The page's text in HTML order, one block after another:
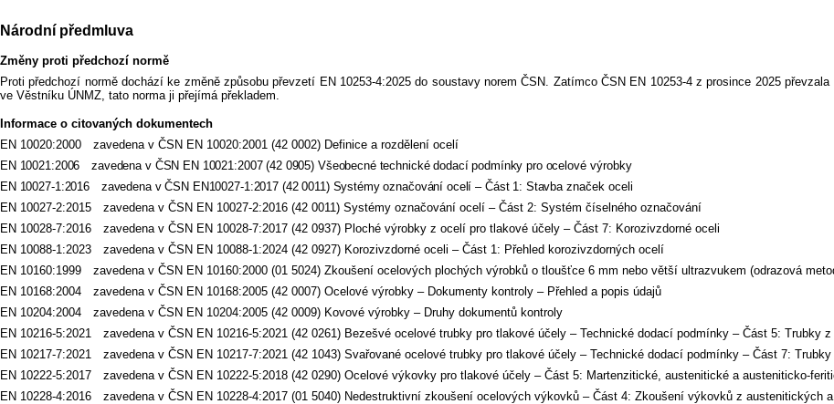
Národní předmluva
Změny proti předchozí normě
Proti předchozí normě dochází ke změně způsobu převzetí EN 10253-4:2025 do soustavy norem ČSN. Zatímco ČSN EN 10253-4 z prosince 2025
ve Věstníku ÚNMZ, tato norma ji přejímá překladem.
Informace o citovaných dokumentech
EN 10020:2000 zavedena v ČSN EN 10020:2001 (42 0002) Definice a rozdělení ocelí
EN 10021:2006 zavedena v ČSN EN 10021:2007 (42 0905) Všeobecné technické dodací podmínky pro oce lové výrobky
EN 10027-1:2016 zavedena v ČSN EN10027-1:2017 (42 0011) Systémy označování ocelí – Část 1: Stavbaznaček oceli
EN 10027-2:2015 zavedena v ČSN EN 10027-2:2016 (42 0011) Systémy označování ocelí – Část 2: Systém číselného označování
EN 10028-7:2016 zavedena v ČSN EN 10028-7:2017 (42 0937) Ploché výrobky z ocelí pro tlakové účely – Část 7: Korozivzdorné oceli
EN 10088-1:2023 zavedena v ČSN EN 10088-1:2024 (42 0927) Korozivzdorné oceli – Část 1: Přehled korozivzdorných ocelí
EN 10160:1999 zavedena v ČSN EN 10160:2000 (01 5024) Zkoušení ocelových plochých výrobků o tloušťce 6 mm nebo větší ultrazvukem (odrazová
EN 10168:2004 zavedena v ČSN EN 10168:2005 (42 0007) Ocelové výrobky – Dokumenty kontroly – Přehled a popis údajů
EN 10204:2004 zavedena v ČSN EN 10204:2005 (42 0009) Kovové výrobky – Druhy dokumentů kontroly
EN 10216-5:2021 zavedena v ČSN EN 10216-5:2021 (42 0261) Bezešvé ocelové trubky pro tlakové účely – Technické dodací podmínky – Část 5: Trubky
EN 10217-7:2021 zavedena v ČSN EN 10217-7:2021 (42 1043) Svařované ocelové trubky pro tlakové účely – Technické dodací podmínky – Část 7:
EN 10222-5:2017 zavedena v ČSN EN 10222-5:2018 (42 0290) Ocelové výkovky pro tlakové účely – Část 5: Martenzitické, austenitické a austeniticko-
EN 10228-4:2016 zavedena v ČSN EN 10228-4:2017 (01 5040) Nedestruktivní zkoušení ocelových výkovků – Část 4: Zkoušení výkovků z austenitických